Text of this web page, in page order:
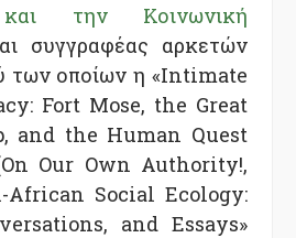
την Κοινωνική
συγγραφέας αρκετών
των οποίων η «Intimate
Fort Mose, the Great
and the Human Quest
Our Own Authority!,
African Social Ecology:
and Essays»